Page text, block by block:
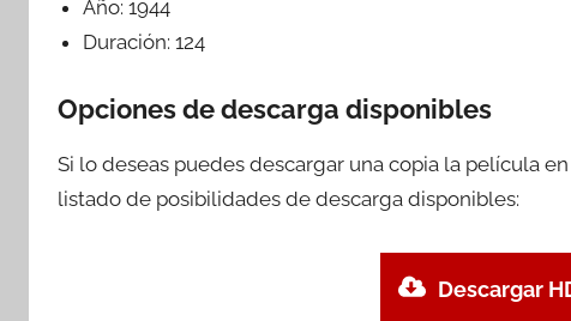
Año:1944
Duración:124
Opciones de descarga disponibles
Si lo deseas puedes descargar una copia la película
listado de posibilidades de descarga disponibles:
Descargar